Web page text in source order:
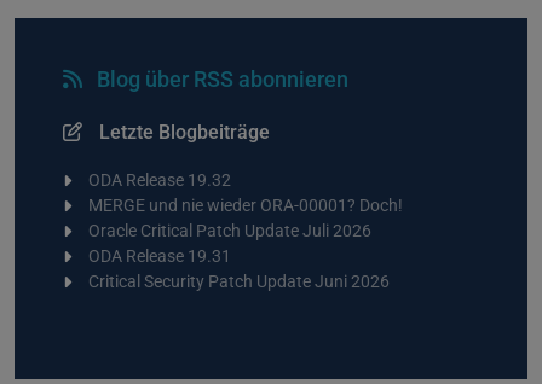
Blog über RSS abonnieren
Letzte Blogbeiträge
ODA Release 19.32
MERGE und nie wieder ORA-00001? Doch!
Oracle Critical Patch Update Juli 2026
ODA Release 19.31
Critical Security Patch Update Juni 2026